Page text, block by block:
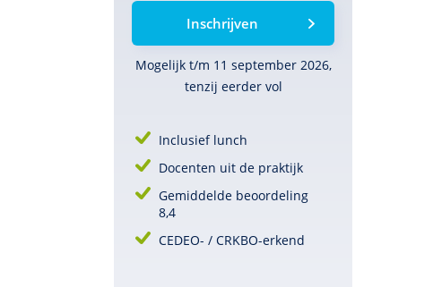
Inschrijven
Mogelijk t/m 11 september 2026,
tenzij eerder vol
Inclusief lunch
Docenten uit de praktijk
Gemiddelde beoordeling
8,4
CEDEO- / CRKBO-erkend